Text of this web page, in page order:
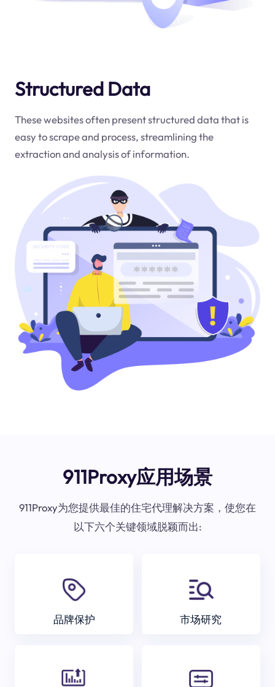
Structured Data
These websites often present structured data that is
easy to scrape and process, streamlining the
extraction and analysis of information.
911Proxy应用场景
911Proxy为您提供最佳的住宅代理解决方案，使您在
以下六个关键领域脱颖而出:
品牌保护 市场研究